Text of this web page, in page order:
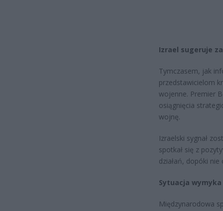
Izrael sugeruje
Tymczasem, jak
przedstawicielom
wojenne. Premier
osiągnięcia
wojnę.
Izraelski sygnał
spotkał się z
działań, dopóki
Sytuacja
Międzynarodowa